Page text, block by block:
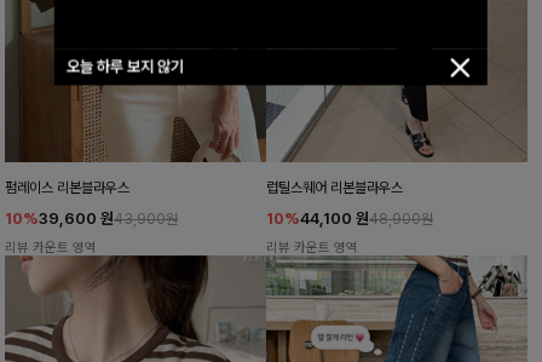
오늘 하루 보지 않기
펌레이스 리본블라우스
10%39,600 원43,900원
리뷰 카운트 영역
럽틸스퀘어 리본블라우스
10%44,100 원48,900원
리뷰 카운트 영역